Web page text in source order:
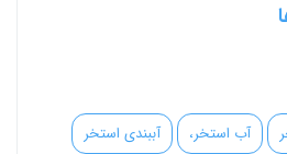
آب استخر،
آببندی استخر